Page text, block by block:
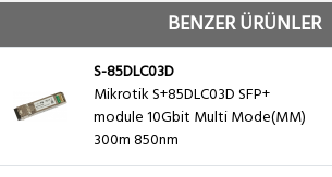
BENZER ÜRÜNLER
S-85DLC03D
Mikrotik S+85DLC03D SFP+
module 10Gbit Multi Mode(MM)
300m 850nm